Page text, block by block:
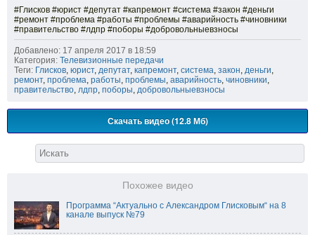
#Глисков #юрист #депутат #капремонт #система #закон #деньги
#ремонт #проблема #работы #проблемы #аварийность #чиновники
#правительство #лдпр #поборы #добровольныевзносы
Добавлено: 17 апреля 2017 в 18:59
Категория: Телевизионные передачи
Теги: Глисков юрист, депутат, капремонт, система закон деньги
ремонт, проблема работы проблемы аварийность чиновники
правительство лдпр поборы добровольныевзносы
Скачать видео (12.8 Мб)
Похожее видео
Программа “Актуально с Александром Глисковым“ на 8
канале выпуск №79